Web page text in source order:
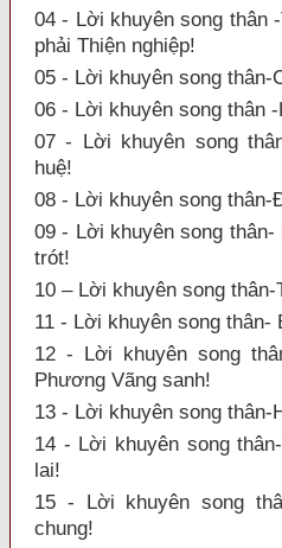
04 - Lời khuyên song thân
phải Thiện nghiệp!
05 - Lời khuyên song thân-
06 - Lời khuyên song thân
07 - Lời khuyên song
huệ!
08 - Lời khuyên song thân-
09 - Lời khuyên song
trót!
10 – Lời khuyên song thân-
11 - Lời khuyên song thân-
12 - Lời khuyên song
Phương Vãng sanh!
13 - Lời khuyên song thân-
14 - Lời khuyên song
lai!
15 - Lời khuyên song
chung!